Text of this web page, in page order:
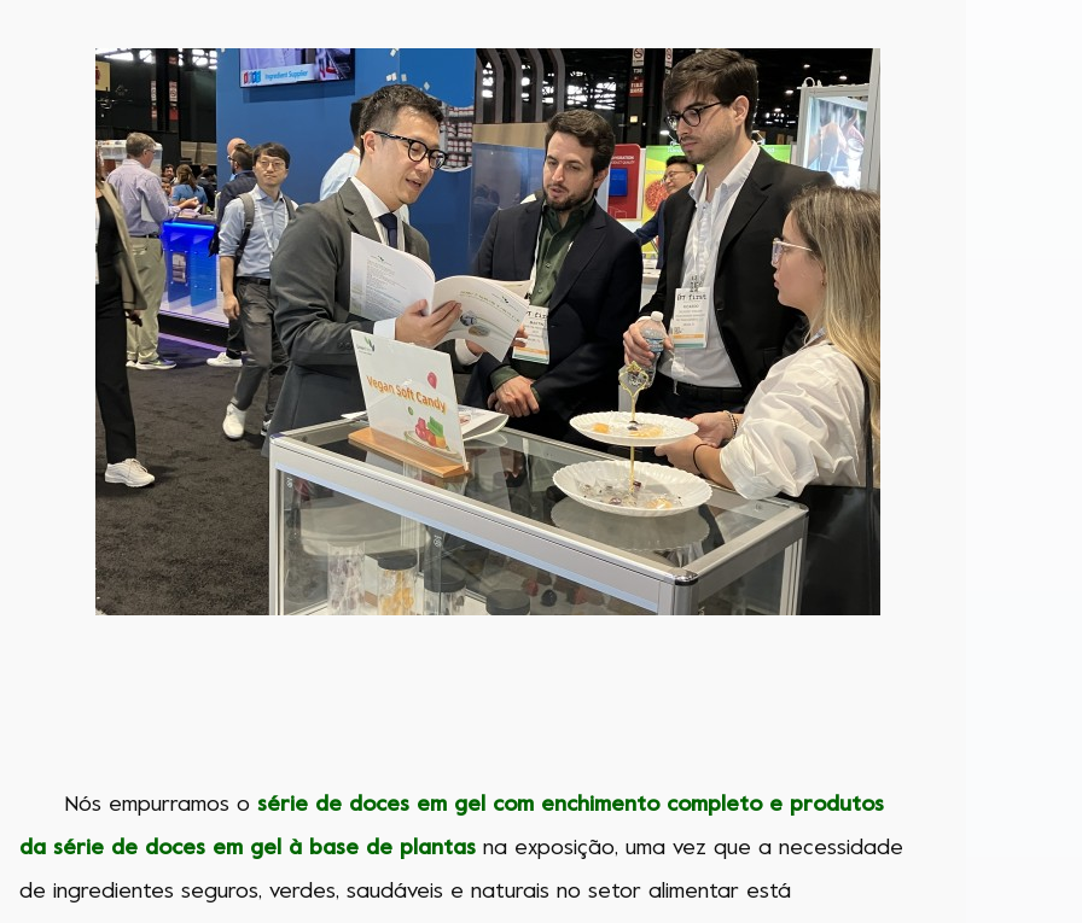
Nós empurramos osérie de doces em gel com enchimento completo e produtos
da série de doces em gel à base de plantas na exposição, uma vez que a necessidade
de ingredientes seguros, verdes, saudáveis e naturais no setor alimentar está